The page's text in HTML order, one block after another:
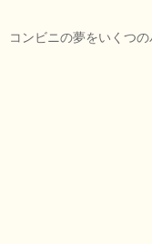
コンビニの夢をいくつ